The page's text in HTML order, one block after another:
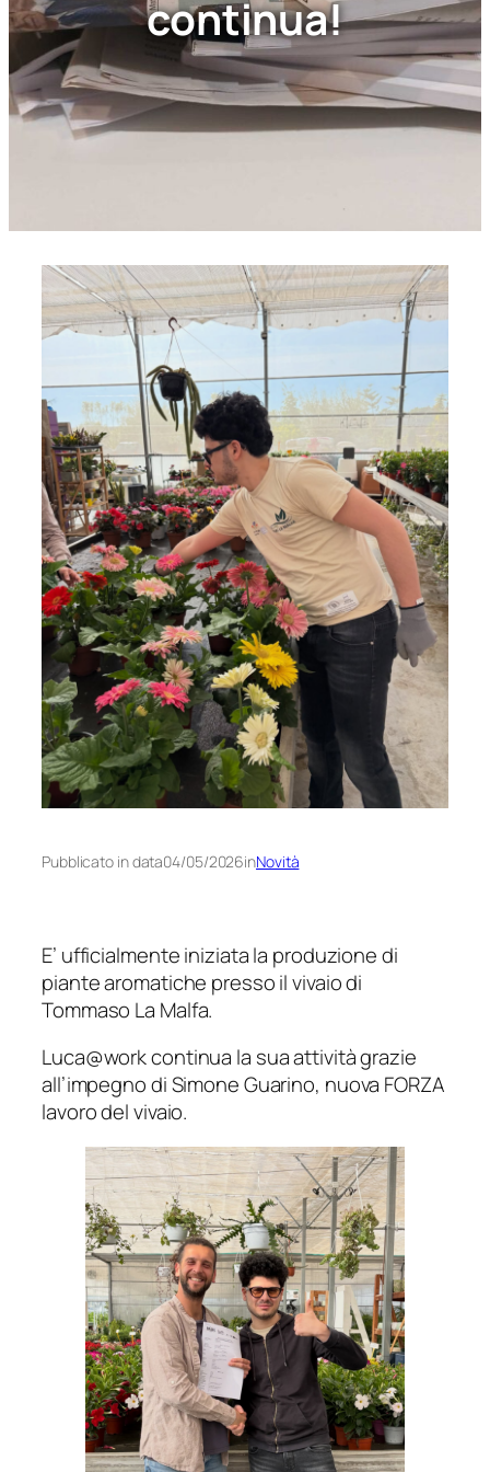
continua!
Pubblicato in data04/05/2026inNovità
E’ ufficialmente iniziata la produzione di
piante aromatiche presso il vivaio di
Tommaso La Malfa.
Luca@work continua la sua attività grazie
all’impegno di Simone Guarino, nuova FORZA
lavoro del vivaio.